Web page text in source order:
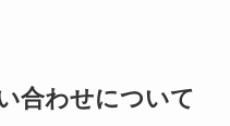
合わせについて